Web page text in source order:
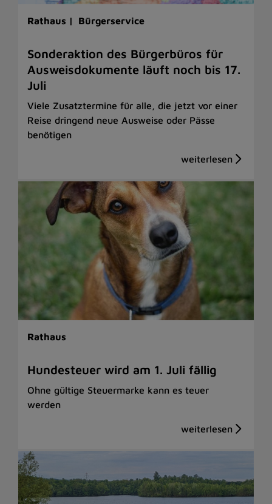
Rathaus | Bürgerservice
Sonderaktion des Bürgerbüros für
Ausweisdokumente läuft noch bis 17.
Juli
Viele Zusatztermine für alle, die jetzt vor einer
Reise dringend neue Ausweise oder Pässe
benötigen
Rathaus
Hundesteuer wird am 1. Juli fällig
Ohne gültige Steuermarke kann es teuer
werden